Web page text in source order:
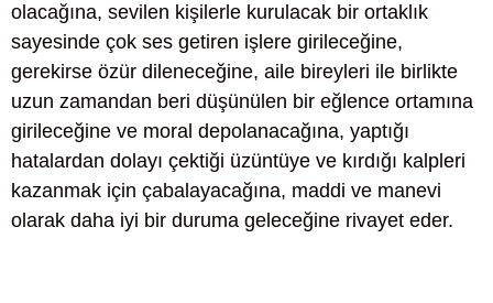
olacağına, sevilen kişilerle kurulacak bir ortaklık
sayesinde çok ses getiren işlere girileceğine,
gerekirse özür dileneceğine, aile bireyleri ile birlikte
uzun zamandan beri düşünülen bir eğlence ortamına
girileceğine ve moral depolanacağına, yaptığı
hatalardan dolayı çektiği üzüntüye ve kırdığı kalpleri
kazanmak için çabalayacağına, maddi ve manevi
olarak daha iyi bir duruma geleceğine rivayet eder.